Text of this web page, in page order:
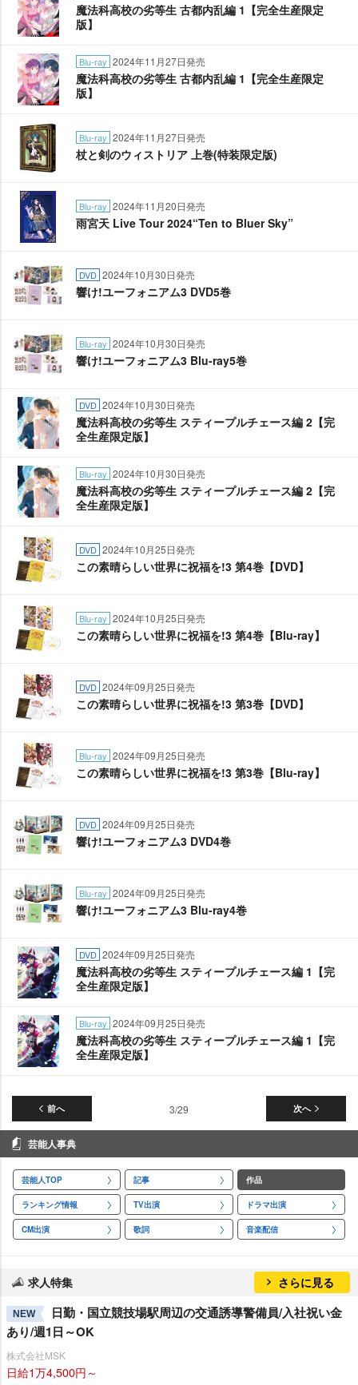
魔法科高校の劣等生 古都内乱編 1【完全生産限定
版】
Blu-ray 2024年11月27日発売
魔法科高校の劣等生 古都内乱編 1【完全生産限定
版】
Blu-ray 2024年11月27日発売
杖と剣のウィストリア 上巻(特装限定版)
Blu-ray 2024年11月20日発売
雨宮天 Live Tour 2024“Ten to Bluer Sky”
DVD 2024年10月30日発売
響け!ユーフォニアム3 DVD5巻
Blu-ray 2024年10月30日発売
響け!ユーフォニアム3 Blu-ray5巻
DVD 2024年10月30日発売
魔法科高校の劣等生 スティープルチェース編 2【完
全生産限定版】
Blu-ray 2024年10月30日発売
魔法科高校の劣等生 スティープルチェース編 2【完
全生産限定版】
DVD 2024年10月25日発売
この素晴らしい世界に祝福を!3 第4巻【DVD】
Blu-ray 2024年10月25日発売
この素晴らしい世界に祝福を!3 第4巻【Blu-ray】
DVD 2024年09月25日発売
この素晴らしい世界に祝福を!3 第3巻【DVD】
Blu-ray 2024年09月25日発売
この素晴らしい世界に祝福を!3 第3巻【Blu-ray】
DVD 2024年09月25日発売
響け!ユーフォニアム3 DVD4巻
Blu-ray 2024年09月25日発売
響け!ユーフォニアム3 Blu-ray4巻
DVD 2024年09月25日発売
魔法科高校の劣等生 スティープルチェース編 1【完
全生産限定版】
Blu-ray 2024年09月25日発売
魔法科高校の劣等生 スティープルチェース編 1【完
全生産限定版】
前へ 次へ
3/29
芸能人事典
芸能人TOP 記事 作品
ランキング情報 TV出演 ドラマ出演
CM出演 歌詞 音楽配信
求人特集 さらに見る
NEW
日勤・国立競技場駅周辺の交通誘導警備員/入社祝い金
あり/週1日～OK
株式会社MSK
日給1万4,500円～